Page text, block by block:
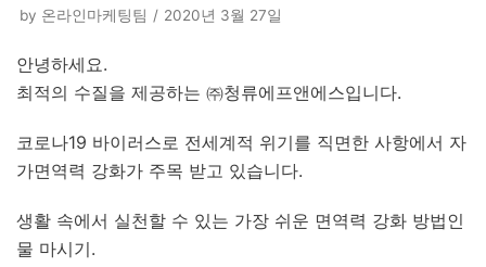
기
by 온라인마케팅팀 2020년 3월 27일
안녕하세요.
최적의 수질을 제공하는 ㈜청류에프앤에스입니다.
코로나19 바이러스로 전세계적 위기를 직면한 사항에서 자
가면역력 강화가 주목 받고 있습니다.
생활 속에서 실천할 수 있는 가장 쉬운 면역력 강화 방법인
물 마시기.